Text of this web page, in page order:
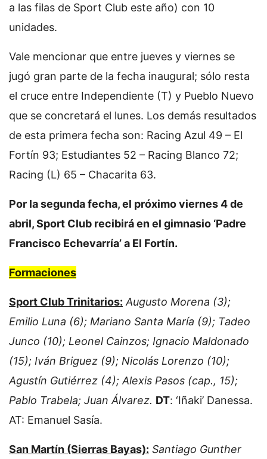
a las filas de Sport Club este año) con 10
unidades.
Vale mencionar que entre jueves y viernes se
jugó gran parte de la fecha inaugural; sólo resta
el cruce entre Independiente (T) y Pueblo Nuevo
que se concretará el lunes. Los demás resultados
de esta primera fecha son: Racing Azul 49 – El
Fortín 93; Estudiantes 52 – Racing Blanco 72;
Racing (L) 65 – Chacarita 63.
Por la segunda fecha, el próximo viernes 4 de
abril, Sport Club recibirá en el gimnasio ‘Padre
Francisco Echevarría’ a El Fortín.
Formaciones
Sport Club Trinitarios: Augusto Morena (3);
Emilio Luna (6); Mariano Santa María (9); Tadeo
Junco (10); Leonel Cainzos; Ignacio Maldonado
(15); Iván Briguez (9); Nicolás Lorenzo (10);
Agustín Gutiérrez (4); Alexis Pasos (cap., 15);
Pablo Trabela; Juan Álvarez. DT: ‘Iñaki’ Danessa.
AT: Emanuel Sasía.
San Martín (Sierras Bayas): Santiago Gunther